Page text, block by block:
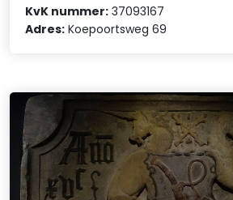
KvK nummer: 37093167
Adres: Koepoortsweg 69